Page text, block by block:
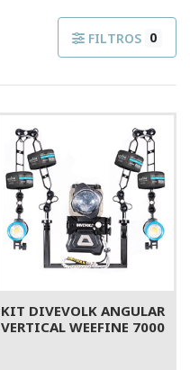
FILTROS 0
KIT DIVEVOLK ANGULAR
VERTICAL WEEFINE 7000